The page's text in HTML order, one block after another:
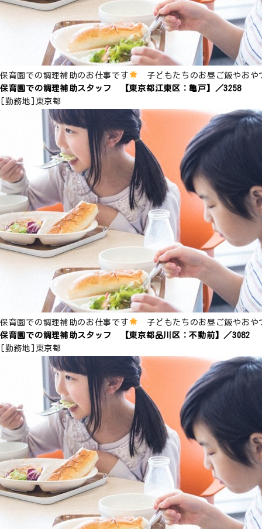
保育園での調理補助のお仕事です
子どもたちのお昼ご飯やお
保育園での調理補助スタッフ 【東京都江東区：亀戸】／3258
[勤務地]
東京都
保育園での調理補助のお仕事です
子どもたちのお昼ご飯やお
保育園での調理補助スタッフ 【東京都品川区：不動前】／3082
[勤務地]
東京都